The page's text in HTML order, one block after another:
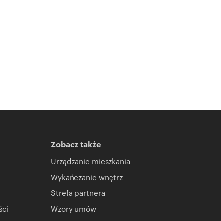
Zobacz także
Urządzanie mieszkania
Wykańczanie wnętrz
Strefa partnera
Wzory umów